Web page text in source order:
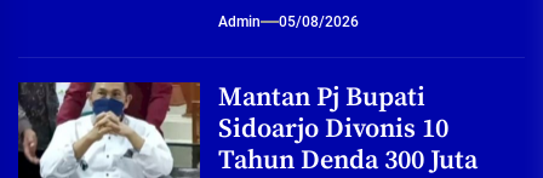
Admin 05/08/2026
Mantan Pj Bupati
Sidoarjo Divonis 10
Tahun Denda 300 Juta